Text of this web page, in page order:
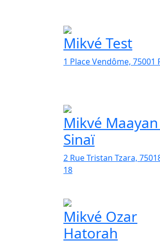
Mikvé Test
1 Place Vendôme, 75001
Mikvé
Sinaï
2 Rue Tristan Tzara,
18
Mikvé Ozar
Hatorah